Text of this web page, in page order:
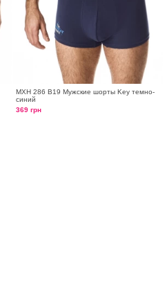
MXH 286 B19 Мужские шорты Key темно-
синий
369 грн